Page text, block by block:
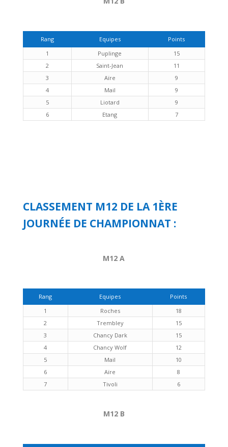
Rang Equipes
Points
1
Puplinge
15
2
Saint-Jean
11
3
Aïre
9
4
Mail
9
5
Liotard
9
6
Etang 7
CLASSEMENT M12 DE LA 1ÈRE
JOURNÉE DE CHAMPIONNAT :
M12 A
Rang Equipes
Points
1
Roches
18
2
Trembley
15
3
Chancy Dark
15
4
Chancy Wolf
12
5
Mail
10
6
Aïre
8
7
Tivoli 6
M12 B